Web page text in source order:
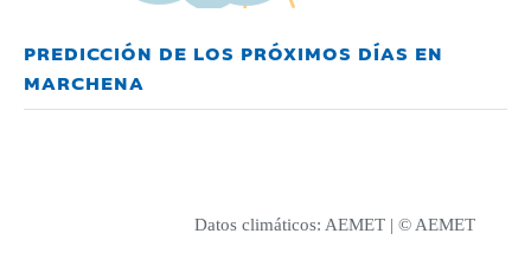
PREDICCIÓN DE LOS PRÓXIMOS DÍAS EN
MARCHENA
Datos climáticos: AEMET | © AEMET